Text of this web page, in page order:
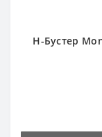
Н-Бустер